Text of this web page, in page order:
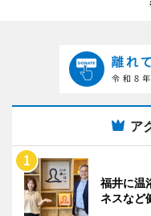
ア
福井に温
ネスなど